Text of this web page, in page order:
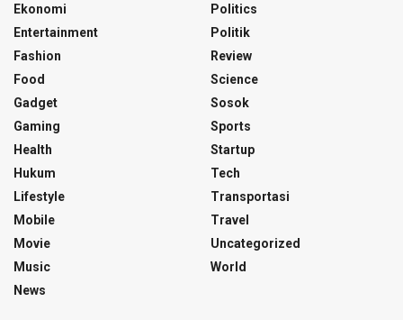
Ekonomi
Entertainment
Fashion
Food
Gadget
Gaming
Health
Hukum
Lifestyle
Mobile
Movie
Music
News
Politics
Politik
Review
Science
Sosok
Sports
Startup
Tech
Transportasi
Travel
Uncategorized
World